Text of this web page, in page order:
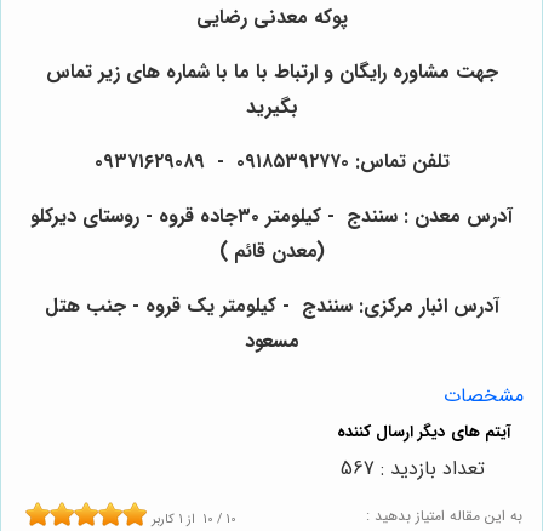
پوکه معدنی رضایی
جهت مشاوره رایگان و ارتباط با ما با شماره های زیر تماس
بگیرید
تلفن تماس: ۰۹۱۸۵۳۹۲۷۷۰ - ۰۹۳۷۱۶۲۹۰۸۹
آدرس معدن : سنندج - کیلومتر ۳۰جاده قروه - روستای دیرکلو
(معدن قائم )
آدرس انبار مرکزی: سنندج - کیلومتر یک قروه - جنب هتل
مسعود
مشخصات
به این مقاله امتیاز بدهید : 10 / 10 از 1 کاربر
تعداد بازدید : 567